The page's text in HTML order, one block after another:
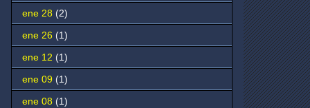
ene 28 (2)
ene 26 (1)
ene 12 (1)
ene 09 (1)
ene 08 (1)